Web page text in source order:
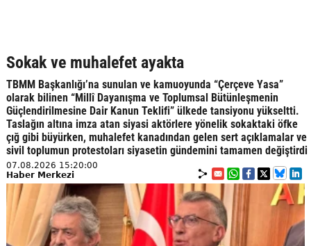
Sokak ve muhalefet ayakta
TBMM Başkanlığı’na sunulan ve kamuoyunda “Çerçeve Yasa”
olarak bilinen “Millî Dayanışma ve Toplumsal Bütünleşmenin
Güçlendirilmesine Dair Kanun Teklifi” ülkede tansiyonu yükseltti.
Taslağın altına imza atan siyasi aktörlere yönelik sokaktaki öfke
çığ gibi büyürken, muhalefet kanadından gelen sert açıklamalar ve
sivil toplumun protestoları siyasetin gündemini tamamen değiştirdi
07.08.2026 15:20:00
Haber Merkezi